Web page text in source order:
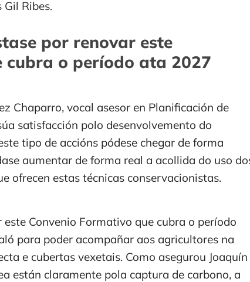
Gil Ribes.
por renovar este
cubra o período ata 2027
Chaparro, vocal asesor en Planificación de
satisfacción polo desenvolvemento do
tipo de accións pódese chegar de forma
aumentar de forma real a acollida do uso
ofrecen estas técnicas conservacionistas.
Convenio Formativo que cubra o período
para poder acompañar aos agricultores na
e cubertas vexetais. Como asegurou Joaquín
están claramente pola captura de carbono, a